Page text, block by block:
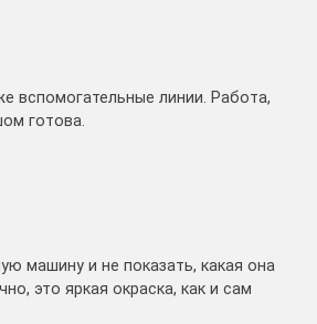
вспомогательные линии. Работа,
готова.
машину и не показать, какая она
это яркая окраска, как и сам